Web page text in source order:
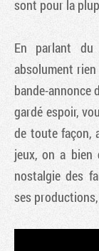
sont pour la
En parlant
absolument
bande-annonce
gardé espoir,
de toute façon,
jeux, on a bien
nostalgie des
ses